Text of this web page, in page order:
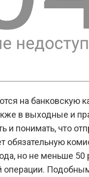
на банковскую
в выходные и
и понимать, что
обязательную
но не меньше 50
операции.